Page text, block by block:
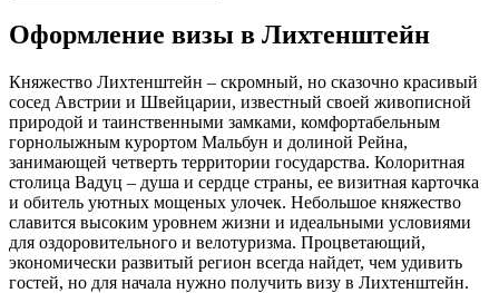
Оформление визы в Лихтенштейн
Княжество Лихтенштейн – скромный, но сказочно красивый
сосед Австрии и Швейцарии, известный своей живописной
природой и таинственными замками, комфортабельным
горнолыжным курортом Мальбун и долиной Рейна,
занимающей четверть территории государства. Колоритная
столица Вадуц – душа и сердце страны, ее визитная карточка
и обитель уютных мощеных улочек. Небольшое княжество
славится высоким уровнем жизни и идеальными условиями
для оздоровительного и велотуризма. Процветающий,
экономически развитый регион всегда найдет, чем удивить
гостей, но для начала нужно получить визу в Лихтенштейн.